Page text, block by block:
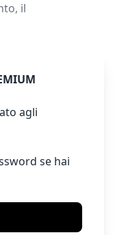
il
agli
se hai